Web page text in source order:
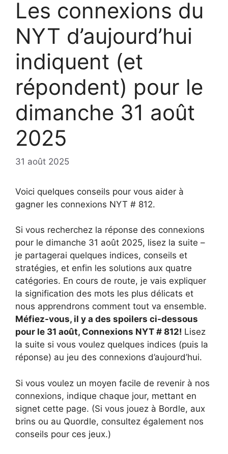
Les connexions du
NYT d’aujourd’hui
indiquent (et
répondent) pour le
dimanche 31 août
2025
31 août 2025
Voici quelques conseils pour vous aider à
gagner les connexions NYT # 812.
Si vous recherchez la réponse des connexions
pour le dimanche 31 août 2025, lisez la suite –
je partagerai quelques indices, conseils et
stratégies, et enfin les solutions aux quatre
catégories. En cours de route, je vais expliquer
la signification des mots les plus délicats et
nous apprendrons comment tout va ensemble.
Méfiez-vous, il y a des spoilers ci-dessous
pour le 31 août, Connexions NYT # 812! Lisez
la suite si vous voulez quelques indices (puis la
réponse) au jeu des connexions d’aujourd’hui.
Si vous voulez un moyen facile de revenir à nos
connexions, indique chaque jour, mettant en
signet cette page. (Si vous jouez à Bordle, aux
brins ou au Quordle, consultez également nos
conseils pour ces jeux.)